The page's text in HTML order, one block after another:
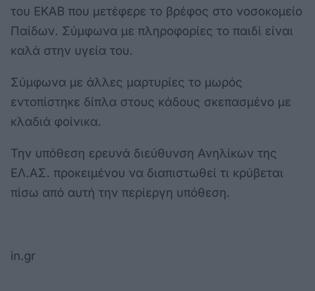
του ΕΚΑΒ που μετέφερε το βρέφος στο νοσοκομείο
Παίδων. Σύμφωνα με πληροφορίες το παιδί είναι
καλά στην υγεία του.
Σύμφωνα με άλλες μαρτυρίες το μωρός
εντοπίστηκε δίπλα στους κάδους σκεπασμένο με
κλαδιά φοίνικα.
Την υπόθεση ερευνά διεύθυνση Ανηλίκων της
ΕΛ.ΑΣ. προκειμένου να διαπιστωθεί τι κρύβεται
πίσω από αυτή την περίεργη υπόθεση.
in.gr